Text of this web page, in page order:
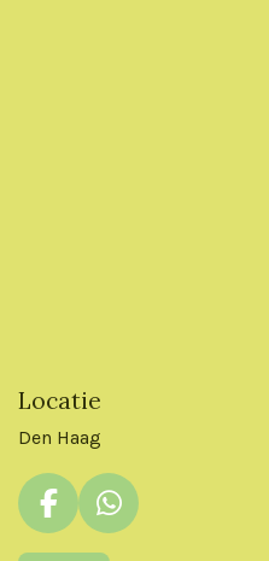
Locatie
Den Haag
F
W